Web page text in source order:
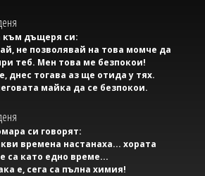
към дъщеря си:
не позволявай на това момче да
теб. Мен това ме безпокои!
днес тогава аз ще отида у тях.
майка да се безпокои.
си говорят:
времена настанаха... хората
са като едно време...
е, сега са пълна химия!